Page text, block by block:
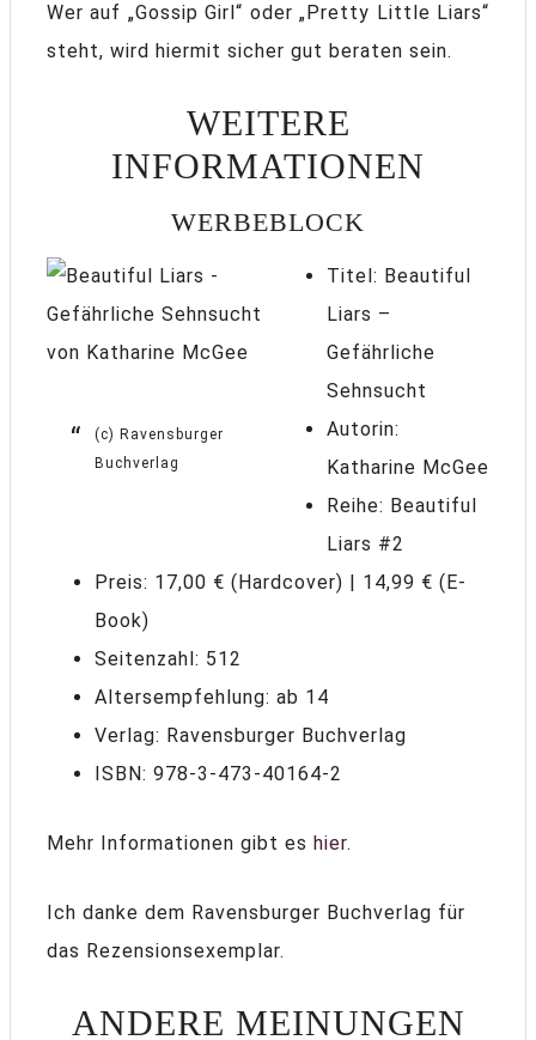
Wer auf „Gossip Girl“ oder „Pretty Little Liars“
steht, wird hiermit sicher gut beraten sein.
WEITERE
INFORMATIONEN
WERBEBLOCK
(c) Ravensburger
Buchverlag
Titel: Beautiful
Liars –
Gefährliche
Sehnsucht
Autorin:
Katharine McGee
Reihe: Beautiful
Liars #2
Preis: 17,00 € (Hardcover) | 14,99 € (E-
Book)
Seitenzahl: 512
Altersempfehlung: ab 14
Verlag: Ravensburger Buchverlag
ISBN: 978-3-473-40164-2
Mehr Informationen gibt es hier.
Ich danke dem Ravensburger Buchverlag für
das Rezensionsexemplar.
ANDERE MEINUNGEN